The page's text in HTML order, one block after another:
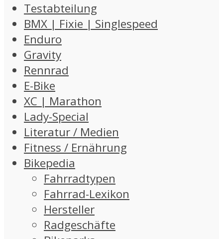
Testabteilung
BMX | Fixie | Singlespeed
Enduro
Gravity
Rennrad
E-Bike
XC | Marathon
Lady-Special
Literatur / Medien
Fitness / Ernährung
Bikepedia
Fahrradtypen
Fahrrad-Lexikon
Hersteller
Radgeschäfte